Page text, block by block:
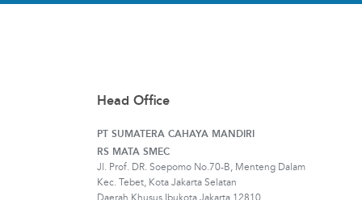
Head Office
PT SUMATERA CAHAYA MANDIRI
RS MATA SMEC
Jl. Prof. DR. Soepomo No.70-B, Menteng Dalam
Kec. Tebet, Kota Jakarta Selatan